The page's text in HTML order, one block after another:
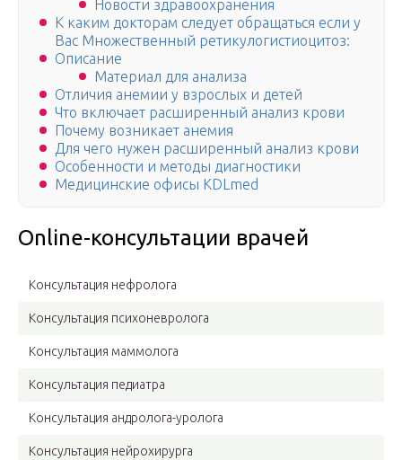
Новости здравоохранения
К каким докторам следует обращаться если у
Вас Множественный ретикулогистиоцитоз:
Описание
Материал для анализа
Отличия анемии у взрослых и детей
Что включает расширенный анализ крови
Почему возникает анемия
Для чего нужен расширенный анализ крови
Особенности и методы диагностики
Медицинские офисы KDLmed
Online-консультации врачей
Консультация нефролога
Консультация психоневролога
Консультация маммолога
Консультация педиатра
Консультация андролога-уролога
Консультация нейрохирурга